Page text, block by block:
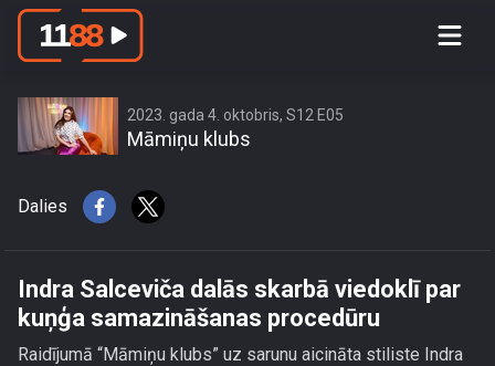
Indra Salceviča dalās skarbā viedoklī
2023. gada 4. oktobris, S12 E05
Māmiņu klubs
Dalies
Indra Salceviča dalās skarbā viedoklī par
kuņģa samazināšanas procedūru
Raidījumā “Māmiņu klubs” uz sarunu aicināta stiliste Indra